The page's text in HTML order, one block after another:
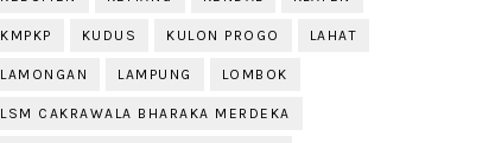
KMPKP KUDUS KULON PROGO LAHAT
LAMONGAN LAMPUNG LOMBOK
LSM CAKRAWALA BHARAKA MERDEKA